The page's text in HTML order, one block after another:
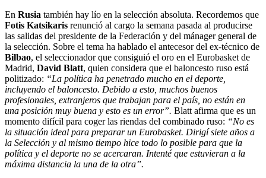
En Rusia también hay lío en la selección absoluta. Recordemos que
Fotis Katsikaris renunció al cargo la semana pasada al producirse
las salidas del presidente de la Federación y del mánager general de
la selección. Sobre el tema ha hablado el antecesor del ex-técnico de
Bilbao, el seleccionador que consiguió el oro en el Eurobasket de
Madrid, David Blatt, quien considera que el baloncesto ruso está
politizado: “La política ha penetrado mucho en el deporte,
incluyendo el baloncesto. Debido a esto, muchos buenos
profesionales, extranjeros que trabajan para el país, no están en
una posición muy buena y esto es un error”. Blatt afirma que es un
momento difícil para coger las riendas del combinado ruso: “No es
la situación ideal para preparar un Eurobasket. Dirigí siete años a
la Selección y al mismo tiempo hice todo lo posible para que la
política y el deporte no se acercaran. Intenté que estuvieran a la
máxima distancia la una de la otra”.